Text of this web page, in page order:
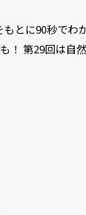
とに90秒でわ
！ 第29回は自